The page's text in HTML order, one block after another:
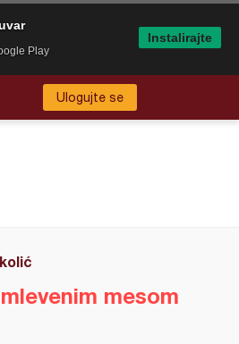
Ulogujte se
mesom
Play
Instalirajte